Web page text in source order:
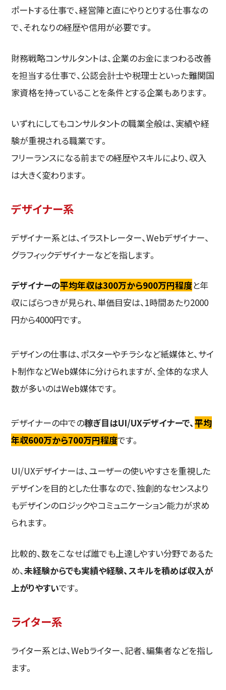
ポートする仕事で、経営陣と直にやりとりする仕事なの
で、それなりの経歴や信用が必要です。
財務戦略コンサルタントは、企業のお金にまつわる改善
を担当する仕事で、公認会計士や税理士といった難関国
家資格を持っていることを条件とする企業もあります。
いずれにしてもコンサルタントの職業全般は、実績や経
験が重視される職業です。
フリーランスになる前までの経歴やスキルにより、収入
は大きく変わります。
デザイナー系
デザイナー系とは、イラストレーター、Webデザイナー、
グラフィックデザイナーなどを指します。
デザイナーの平均年収は300万から900万円程度と年
収にばらつきが見られ、単価目安は、1時間あたり2000
円から4000円です。
デザインの仕事は、ポスターやチラシなど紙媒体と、サイ
ト制作などWeb媒体に分けられますが、全体的な求人
数が多いのはWeb媒体です。
デザイナーの中での稼ぎ目はUI/UXデザイナーで、平均
年収600万から700万円程度です。
UI/UXデザイナーは、ユーザーの使いやすさを重視した
デザインを目的とした仕事なので、独創的なセンスより
もデザインのロジックやコミュニケーション能力が求め
られます。
比較的、数をこなせば誰でも上達しやすい分野であるた
め、未経験からでも実績や経験、スキルを積めば収入が
上がりやすいです。
ライター系
ライター系とは、Webライター、記者、編集者などを指し
ます。